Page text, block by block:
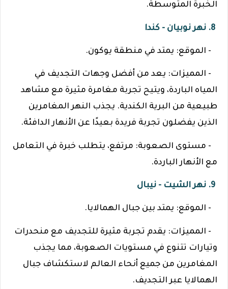
الخبرة المتوسطة.
- الموقع: يمتد في منطقة يوكون.
- المميزات: يعد من أفضل وجهات التجديف في
المياه الباردة، ويتيح تجربة مغامرة مثيرة مع مشاهد
طبيعية من البرية الكندية. يجذب النهر المغامرين
الذين يفضلون تجربة فريدة بعيدًا عن الأنهار الدافئة.
- مستوى الصعوبة: مرتفع، يتطلب خبرة في التعامل
مع الأنهار الباردة.
- الموقع: يمتد بين جبال الهمالايا.
- المميزات: يقدم تجربة مثيرة للتجديف مع منحدرات
وتيارات تتنوع في مستويات الصعوبة، مما يجذب
المغامرين من جميع أنحاء العالم لاستكشاف جبال
الهمالايا عبر التجديف.